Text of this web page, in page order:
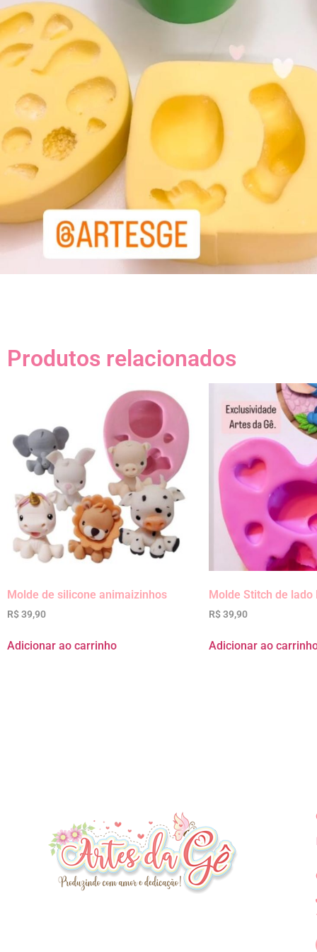
Produtos relacionados
Molde de silicone animaizinhos
R$39,90
Adicionar ao carrinho
Molde Stitch de lado
R$39,90
Adicionar ao